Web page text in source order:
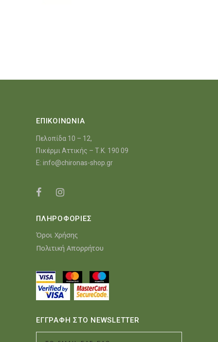
ΕΠΙΚΟΙΝΩΝΙΑ
Πελοπίδα 10 – 12,
Πικέρμι Αττικής – Τ.Κ. 190 09
E: info@chironas-shop.gr
ΠΛΗΡΟΦΟΡΙΕΣ
Όροι Χρήσης
Πολιτική Απορρήτου
ΕΓΓΡΑΦΗ ΣΤΟ NEWSLETTER